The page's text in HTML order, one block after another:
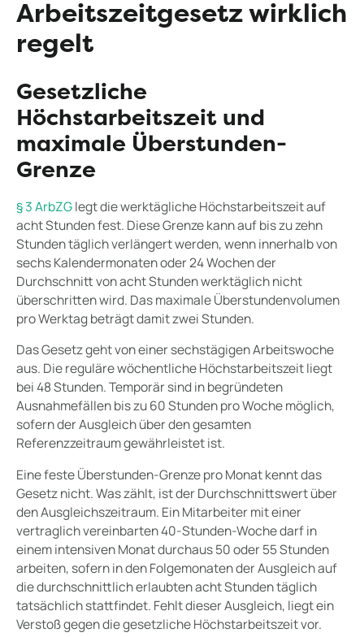
Arbeitszeitgesetz wirklich
regelt
Gesetzliche
Höchstarbeitszeit und
maximale Überstunden-
Grenze
§ 3 ArbZGlegt die werktägliche Höchstarbeitszeit auf
acht Stunden fest. Diese Grenze kann auf bis zu zehn
Stunden täglich verlängert werden, wenn innerhalb von
sechs Kalendermonaten oder 24 Wochen der
Durchschnitt von acht Stunden werktäglich nicht
überschritten wird. Das maximale Überstundenvolumen
pro Werktag beträgt damit zwei Stunden.
Das Gesetz geht von einer sechstägigen Arbeitswoche
aus. Die reguläre wöchentliche Höchstarbeitszeit liegt
bei 48 Stunden. Temporär sind in begründeten
Ausnahmefällen bis zu 60 Stunden pro Woche möglich,
sofern der Ausgleich über den gesamten
Referenzzeitraum gewährleistet ist.
Eine feste Überstunden-Grenze pro Monat kennt das
Gesetz nicht. Was zählt, ist der Durchschnittswert über
den Ausgleichszeitraum. Ein Mitarbeiter mit einer
vertraglich vereinbarten 40-Stunden-Woche darf in
einem intensiven Monat durchaus 50 oder 55 Stunden
arbeiten, sofern in den Folgemonaten der Ausgleich auf
die durchschnittlich erlaubten acht Stunden täglich
tatsächlich stattfindet. Fehlt dieser Ausgleich, liegt ein
Verstoß gegen die gesetzliche Höchstarbeitszeit vor.